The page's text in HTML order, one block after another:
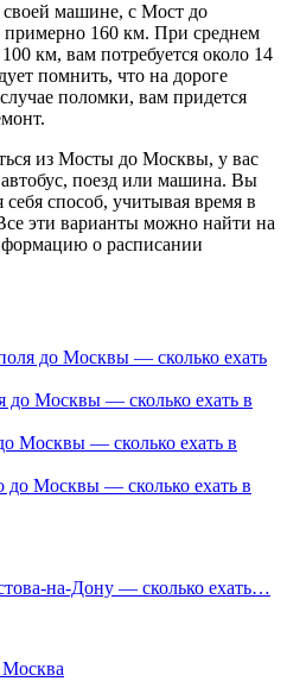
своей машине, с Мост до
160 км. При среднем
км, вам потребуется около 14
помнить, что на дороге
поломки, вам придется
из Мосты до Москвы, у вас
поезд или машина. Вы
способ, учитывая время в
эти варианты можно найти на
о расписании
до Москвы — сколько ехать
до Москвы — сколько ехать в
Москвы — сколько ехать в
до Москвы — сколько ехать в
на-Дону — сколько ехать…
Москва